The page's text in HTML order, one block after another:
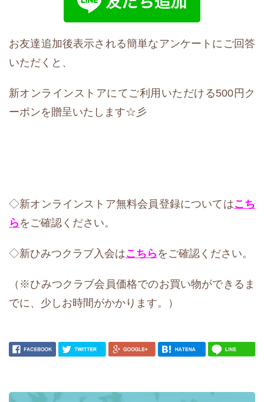
お友達追加後表示される簡単なアンケートにご回答
いただくと、
新オンラインストアにてご利用いただける500円ク
ーポンを贈呈いたします☆彡
◇新オンラインストア無料会員登録についてはこち
ら をご確認ください。
◇新ひみつクラブ入会はこちら をご確認ください。
（※ひみつクラブ会員価格でのお買い物ができるま
でに、少しお時間がかかります。）